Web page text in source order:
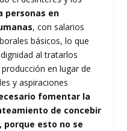
personas en
, con salarios
básicos, lo que
al tratarlos
en lugar de
y aspiraciones
fomentar la
de concebir
porque esto no se